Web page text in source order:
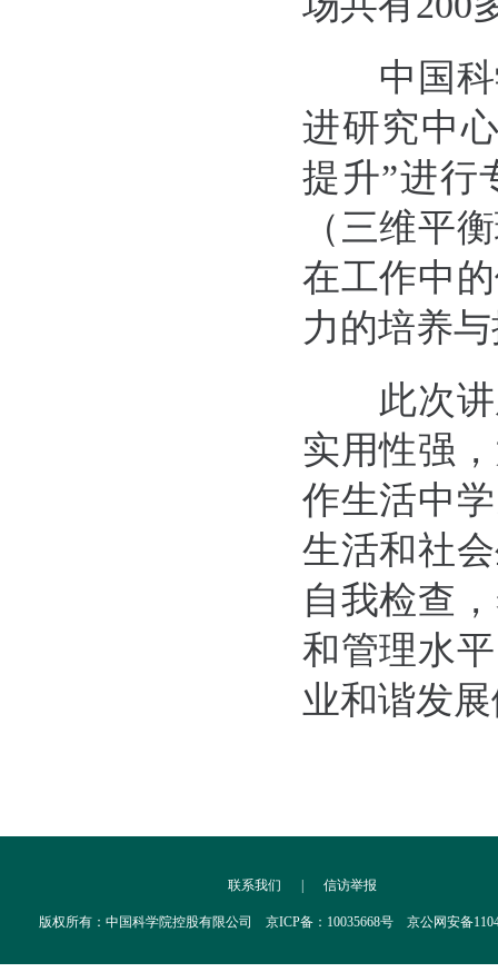
中国科
进研究中
提升”进行
（三维平
在工作中
力的培养
此次讲
实用性强
作生活中
生活和社
自我检查
和管理水
业和谐发
联系我们 信访举报
版权所有：中国科学院控股有限公司 京ICP备：10035668号 京公网安备